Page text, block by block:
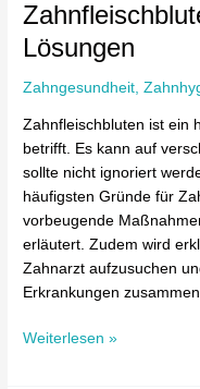
Lösungen
Zahngesundheit,
Zahnfleischbluten ist ein
betrifft. Es kann auf
sollte nicht ignoriert
häufigsten Gründe für
vorbeugende
erläutert. Zudem wird
Zahnarzt aufzusuchen
Erkrankungen
Weiterlesen »